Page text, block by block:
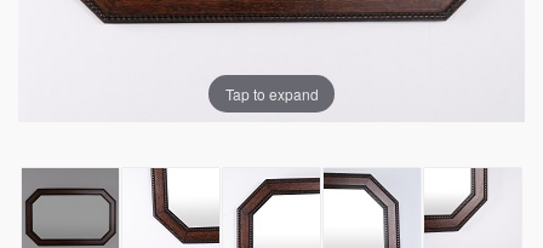
Tap to expand